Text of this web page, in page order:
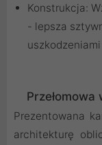
Konstrukcja:
- lepsza
Prezentowana
architekturę